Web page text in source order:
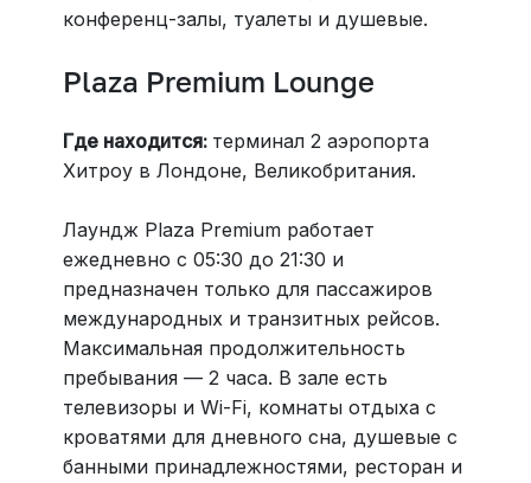
конференц-залы, туалеты и душевые.
Plaza Premium Lounge
Где находится: терминал 2 аэропорта
Хитроу в Лондоне, Великобритания.
Лаундж Plaza Premium работает
ежедневно с 05:30 до 21:30 и
предназначен только для пассажиров
международных и транзитных рейсов.
Максимальная продолжительность
пребывания — 2 часа. В зале есть
телевизоры и Wi-Fi, комнаты отдыха с
кроватями для дневного сна, душевые с
банными принадлежностями, ресторан и